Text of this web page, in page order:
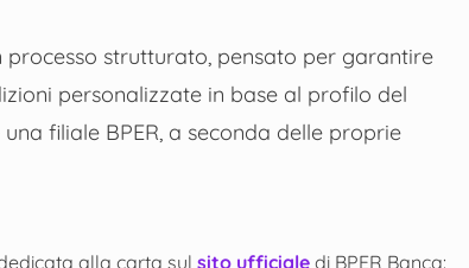
processo strutturato, pensato per garantire
personalizzate in base al profilo del
filiale BPER, a seconda delle proprie
alla carta sul sito ufficiale di BPER Banca: